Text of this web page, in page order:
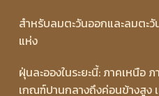
สำหรับลมตะวันออกและลมตะ
แห่ง
ฝุ่นละอองในระยะนี้: ภาคเหนื
เกณฑ์ปานกลางถึงค่อนข้างสูง